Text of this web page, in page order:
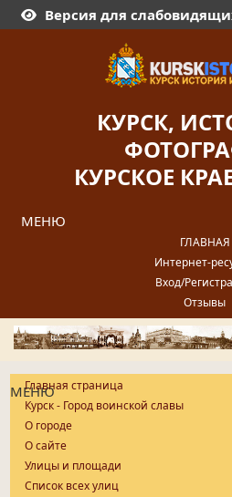
Версия для
КУРСК,
КУРСКОЕ
МЕНЮ
ГЛАВНАЯ
Интернет-
Вход/
Отзывы
МЕНЮ
Главная страница
Курск - Город воинской славы
О городе
О сайте
Улицы и площади
Список всех улиц